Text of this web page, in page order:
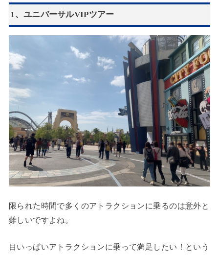
1、ユニバーサルVIPツアー
限られた時間で多くのアトラクションに乗るのは意外と
難しいですよね。
目いっぱいアトラクションに乗って満足したい！という